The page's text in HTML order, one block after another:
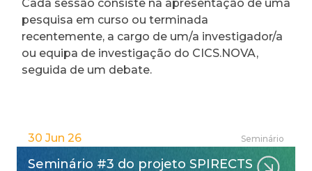
Cada sessão consiste na apresentação de uma
pesquisa em curso ou terminada
recentemente, a cargo de um/a investigador/a
ou equipa de investigação do CICS.NOVA,
seguida de um debate.
30 Jun 26 Seminário
Seminário #3 do projeto SPIRECTS